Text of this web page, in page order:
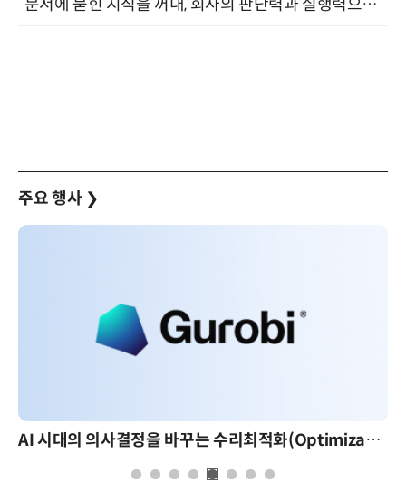
“문서에 묻힌 지식을 꺼내, 회사의 판단력과 실행력으로 바꾸다” (8/20)
주요 행사 ❯
AI 시대의 의사결정을 바꾸는 수리최적화(Optimization): 실제 산업 적용 사례와 활용 전략